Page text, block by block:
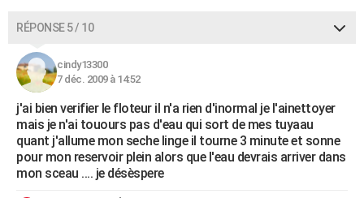
RÉPONSE 5 / 10
cindy13300
7 déc. 2009 à 14:52
j'ai bien verifier le floteur il n'a rien d'inormal je l'ainettoyer
mais je n'ai touours pas d'eau qui sort de mes tuyaau
quant j'allume mon seche linge il tourne 3 minute et sonne
pour mon reservoir plein alors que l'eau devrais arriver dans
mon sceau .... je désèspere